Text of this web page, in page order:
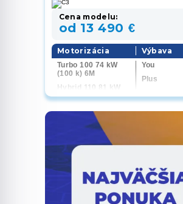
Cena modelu:
od 13 490 €
Motorizácia
Turbo 100 74 kW
(100 k) 6M
Hybrid 110 81 kW
(110 k) 6AT
Výbava
You
Plus